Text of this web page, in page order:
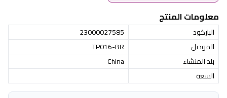
معلومات المنتج
الباركود
23000027585
الموديل
TP016-BR
بلد المنشاء
China
السعة